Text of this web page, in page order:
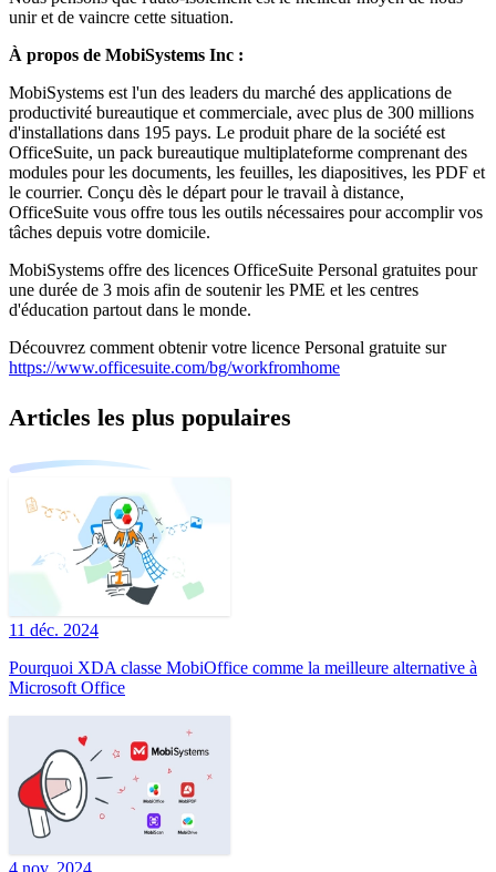
unir et de vaincre cette situation.
À propos de MobiSystems Inc :
MobiSystems est l'un des leaders du marché des applications de
productivité bureautique et commerciale, avec plus de 300 millions
d'installations dans 195 pays. Le produit phare de la société est
OfficeSuite, un pack bureautique multiplateforme comprenant des
modules pour les documents, les feuilles, les diapositives, les PDF et
le courrier. Conçu dès le départ pour le travail à distance,
OfficeSuite vous offre tous les outils nécessaires pour accomplir vos
tâches depuis votre domicile.
MobiSystems offre des licences OfficeSuite Personal gratuites pour
une durée de 3 mois afin de soutenir les PME et les centres
d'éducation partout dans le monde.
Découvrez comment obtenir votre licence Personal gratuite sur
https://www.officesuite.com/bg/workfromhome
Articles les plus populaires
11 déc. 2024
Pourquoi XDA classe MobiOffice comme la meilleure alternative à
Microsoft Office
4 nov. 2024